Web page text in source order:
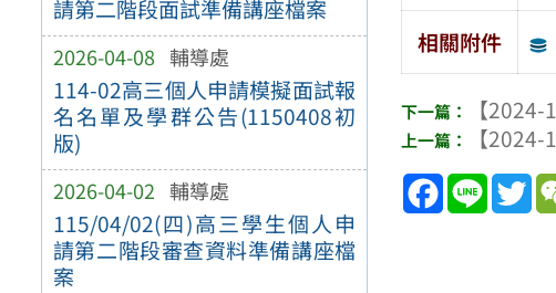
請第二階段面試準備講座檔案
2026-04-08 輔導處
114-02高三個人申請模擬面試報
名名單及學群公告(1150408初
版)
2026-04-02 輔導處
115/04/02(四)高三學生個人申
請第二階段審查資料準備講座檔
案
相關附件
【2024-
【
Facebook
Line